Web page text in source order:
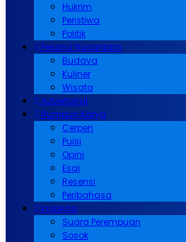
Hukrim
Peristiwa
Politik
Pesona Nusantara
Budaya
Kuliner
Wisata
Advertorial
Rumpun Karya
Cerpen
Puisi
Opini
Esai
Resensi
Peribahasa
Inspirasi
Suara Perempuan
Sosok